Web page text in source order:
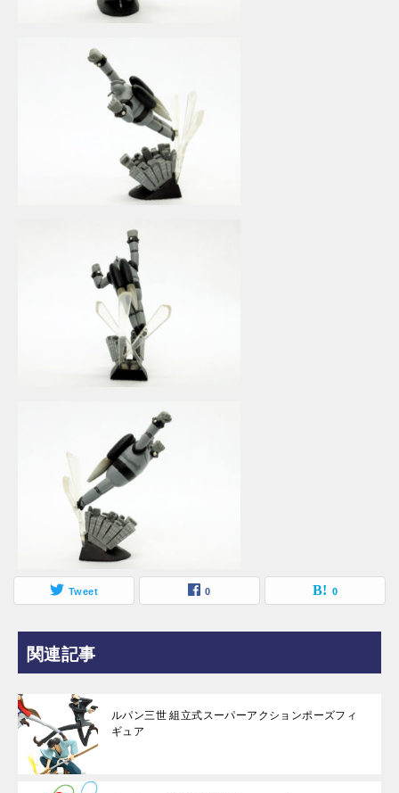
Tweet 0 0
関連記事
ルパン三世 組立式スーパーアクションポーズフィ
ギュア